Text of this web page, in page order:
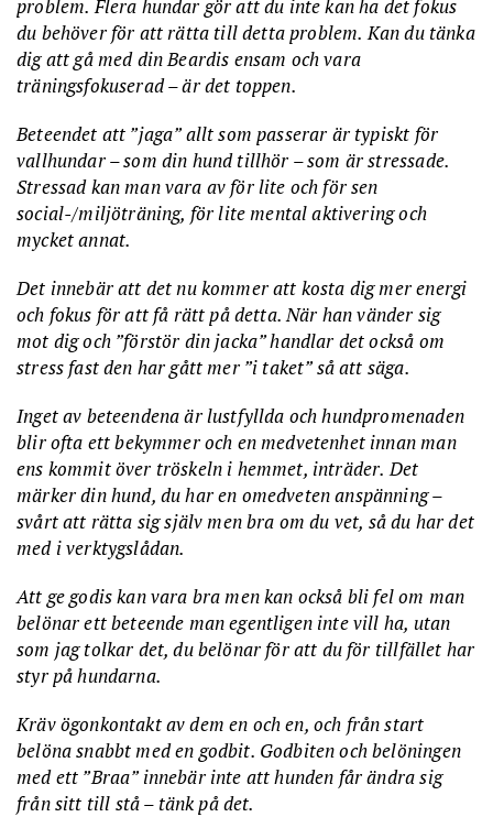
problem. Flera hundar gör att du inte kan ha det fokus
du behöver för att rätta till detta problem. Kan du tänka
dig att gå med din Beardis ensam och vara
träningsfokuserad – är det toppen.
Beteendet att ”jaga” allt som passerar är typiskt för
vallhundar – som din hund tillhör – som är stressade.
Stressad kan man vara av för lite och för sen
social-/miljöträning, för lite mental aktivering och
mycket annat.
Det innebär att det nu kommer att kosta dig mer energi
och fokus för att få rätt på detta. När han vänder sig
mot dig och ”förstör din jacka” handlar det också om
stress fast den har gått mer ”i taket” så att säga.
Inget av beteendena är lustfyllda och hundpromenaden
blir ofta ett bekymmer och en medvetenhet innan man
ens kommit över tröskeln i hemmet, inträder. Det
märker din hund, du har en omedveten anspänning –
svårt att rätta sig själv men bra om du vet, så du har det
med i verktygslådan.
Att ge godis kan vara bra men kan också bli fel om man
belönar ett beteende man egentligen inte vill ha, utan
som jag tolkar det, du belönar för att du för tillfället har
styr på hundarna.
Kräv ögonkontakt av dem en och en, och från start
belöna snabbt med en godbit. Godbiten och belöningen
med ett ”Braa” innebär inte att hunden får ändra sig
från sitt till stå – tänk på det.